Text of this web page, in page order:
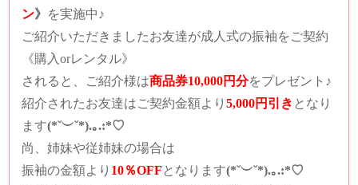
ン》 を実施中♪
ご紹介いただきましたお友達が成人式の振袖をご契約
《購入orレンタル》
されると、
ご紹介様は商品券10,000円分をプレゼント♪
紹介されたお友達はご契約金額より5,000円引き となり
ます(*˘︶˘*).｡.:*♡
尚、姉妹や従姉妹の場合は
振袖の金額より 10％OFF となります(*˘︶˘*).｡.:*♡